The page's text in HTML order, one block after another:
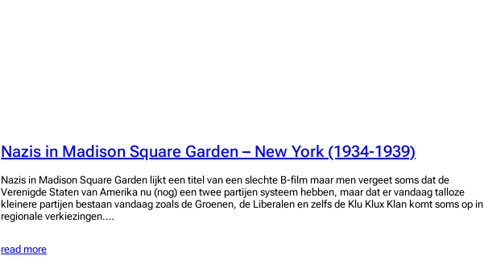
Nazis in Madison Square Garden – New York (1934-1939)
Nazis in Madison Square Garden lijkt een titel van een slechte B-film maar men vergeet soms dat de
Verenigde Staten van Amerika nu (nog) een twee partijen systeem hebben, maar dat er vandaag talloze
kleinere partijen bestaan vandaag zoals de Groenen, de Liberalen en zelfs de Klu Klux Klan komt soms op in
regionale verkiezingen.…
read more